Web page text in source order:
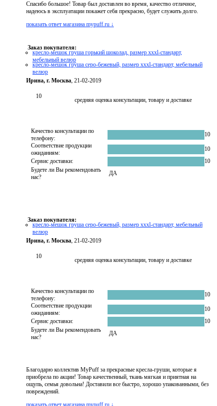
Спасибо большое! Товар был доставлен во время, качество отличное,
надеюсь в эксплуатации покажет себя прекрасно, будет служить долго.
показать ответ магазина mypuff.ru ↓
Заказ покупателя:
кресло-мешок груша горький шоколад, размер xххl-стандарт,
мебельный велюр
кресло-мешок груша серо-бежевый, размер xххl-стандарт, мебельный
велюр
Ирина, г. Москва, 21-02-2019
10
средняя оценка консультации, товару и доставке
Качество консультации по
телефону:
10
Соответствие продукции
ожиданиям:
10
Сервис доставки:
10
Будете ли Вы рекомендовать
нас?
ДА
Заказ покупателя:
кресло-мешок груша серо-бежевый, размер xххl-стандарт, мебельный
велюр
Ирина, г. Москва, 21-02-2019
10
средняя оценка консультации, товару и доставке
Качество консультации по
телефону:
10
Соответствие продукции
ожиданиям:
10
Сервис доставки:
10
Будете ли Вы рекомендовать
нас?
ДА
Благодарю коллектив MyPuff за прекрасные кресла-груши, которые я
приобрела по акции! Товар качественный, ткань мягкая и приятная на
ощупь, семья довольна! Доставили все быстро, хорошо упакованными, без
повреждений.
показать ответ магазина mypuff.ru ↓